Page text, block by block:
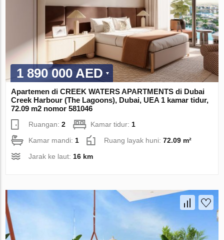
1 890 000 AED
Apartemen di CREEK WATERS APARTMENTS di Dubai
Creek Harbour (The Lagoons), Dubai, UEA 1 kamar tidur,
72.09 m2 nomor 581046
Ruangan:2 Kamar tidur: 1
Kamar mandi: 1 Ruang layak huni:72.09 m²
Jarak ke laut: 16 km